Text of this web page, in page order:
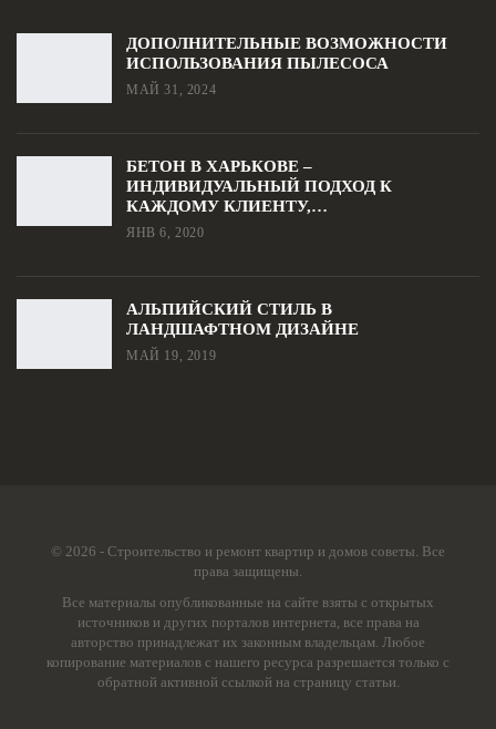
ДОПОЛНИТЕЛЬНЫЕ ВОЗМОЖНОСТИ
ИСПОЛЬЗОВАНИЯ ПЫЛЕСОСА
МАЙ 31, 2024
БЕТОН В ХАРЬКОВЕ –
ИНДИВИДУАЛЬНЫЙ ПОДХОД К
КАЖДОМУ КЛИЕНТУ,…
ЯНВ 6, 2020
АЛЬПИЙСКИЙ СТИЛЬ В
ЛАНДШАФТНОМ ДИЗАЙНЕ
МАЙ 19, 2019
© 2026 - Строительство и ремонт квартир и домов советы. Все
права защищены.
Все материалы опубликованные на сайте взяты с открытых
источников и других порталов интернета, все права на
авторство принадлежат их законным владельцам. Любое
копирование материалов с нашего ресурса разрешается только с
обратной активной ссылкой на страницу статьи.